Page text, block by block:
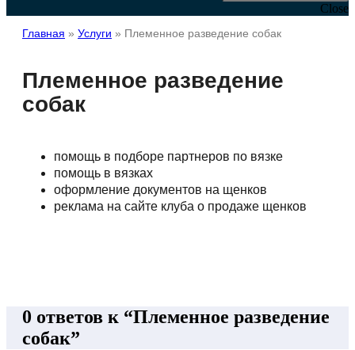
Close
Главная » Услуги » Племенное разведение собак
Племенное разведение
собак
помощь в подборе партнеров по вязке
помощь в вязках
оформление документов на щенков
реклама на сайте клуба о продаже щенков
0 ответов к “Племенное разведение
собак”